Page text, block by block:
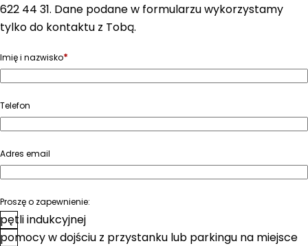
622 44 31. Dane podane w formularzu wykorzystamy
tylko do kontaktu z Tobą.
Imię i nazwisko*
Telefon
Adres email
Proszę o zapewnienie:
pętli indukcyjnej
pomocy w dojściu z przystanku lub parkingu na miejsce